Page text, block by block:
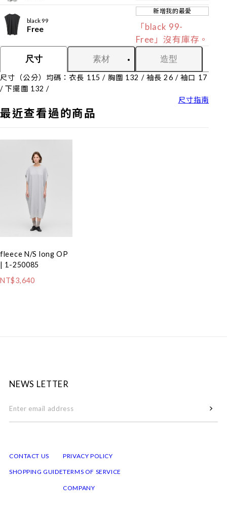
black 99
Free
新增我的最愛
「black 99-
Free」沒有庫存。
尺寸 素材 造型
尺寸（公分）均碼：衣長 115 / 胸圍 132 / 袖長 26 / 袖口 17
/ 下擺圍 132 /
尺寸指南
最近查看過的商品
fleece N/S long OP
| 1-250085
NT$3,640
NEWS LETTER
CONTACT US
SHOPPING GUIDE
PRIVACY POLICY
TERMS OF SERVICE
COMPANY